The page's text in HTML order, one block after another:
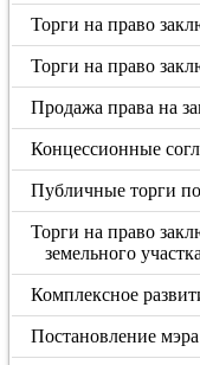
Торги на право
Торги на право
Продажа права на
Концессионные
Публичные торги по
Торги на право
земельного участка
Комплексное
Постановление